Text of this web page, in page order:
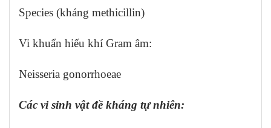
Species (kháng methicillin)
Vi khuẩn hiếu khí Gram âm:
Neisseria gonorrhoeae
Các vi sinh vật đề kháng tự nhiên: